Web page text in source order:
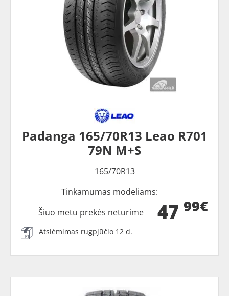
Padanga 165/70R13 Leao R701
79N M+S
165/70R13
Tinkamumas modeliams:
47 99€
Šiuo metu prekės neturime
Atsiėmimas rugpjūčio 12 d.